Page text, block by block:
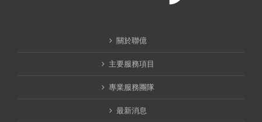
關於聯億
主要服務項目
專業服務團隊
最新消息